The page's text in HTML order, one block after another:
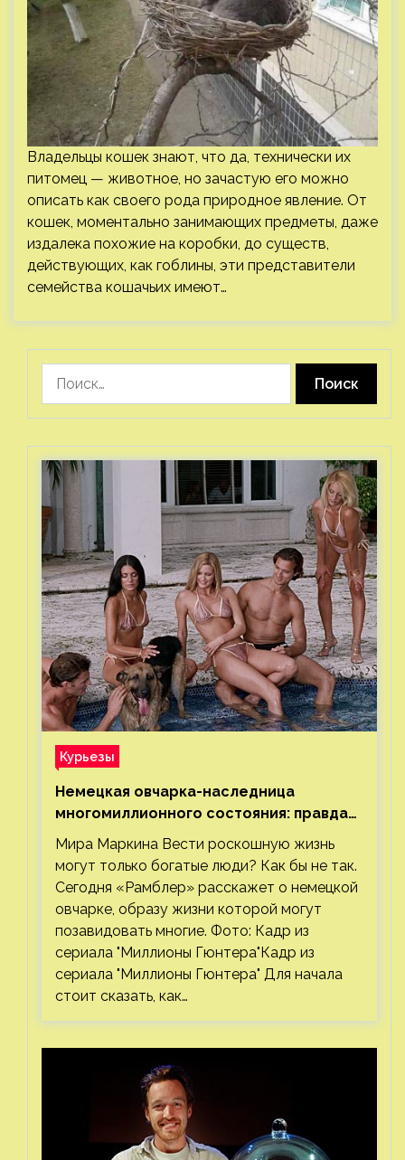
Владельцы кошек знают, что да, технически их
питомец — животное, но зачастую его можно
описать как своего рода природное явление. От
кошек, моментально занимающих предметы, даже
издалека похожие на коробки, до существ,
действующих, как гоблины, эти представители
семейства кошачьих имеют…
Курьезы
Немецкая овчарка-наследница
многомиллионного состояния: правда
или миф
Мира Маркина Вести роскошную жизнь
могут только богатые люди? Как бы не так.
Сегодня «Рамблер» расскажет о немецкой
овчарке, образу жизни которой могут
позавидовать многие. Фото: Кадр из
сериала "Миллионы Гюнтера"Кадр из
сериала "Миллионы Гюнтера" Для начала
стоит сказать, как…